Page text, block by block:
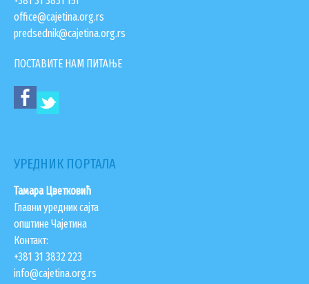
ПОРТАЛ Е-УПРАВА
ВОДИЧ КРОЗ ЛОКАЛНУ УПРАВУ
ПИСАРНИЦА
КОНКУРСИ, ПОЗИВИ, ОБАВЕШТЕЊА
ГИС ЧАЈЕТИНА
office@cajetina.org.rs
predsednik@cajetina.org.rs
ПОСТАВИТЕ НАМ ПИТАЊЕ
УРЕДНИК ПОРТАЛА
Тамара Цветковић
Главни уредник сајта
општине Чајетина
Контакт:
+381 31 3832 223
info@cajetina.org.rs